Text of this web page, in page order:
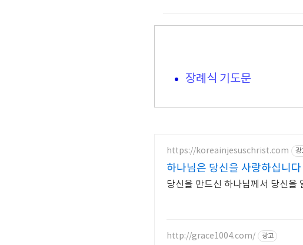
장례식 기도문
https://koreainjesuschrist.com 광
하나님은 당신을 사랑하십니
당신을 만드신 하나님께서 당신을
http://grace1004.com/ 광고